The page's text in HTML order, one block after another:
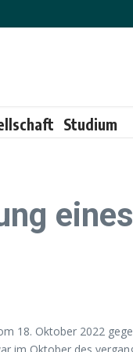
Studium
18. Oktober 2022